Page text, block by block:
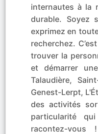
internautes à la
durable. Soyez
exprimez en
recherchez.
trouver la
et démarrer
Talaudière,
Genest-Lerpt,
des activités
particularité
racontez-